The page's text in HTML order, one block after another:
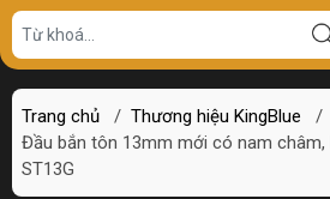
Trang chủ / Thương hiệu KingBlue
/
Đầu bắn tôn 13mm mới có nam châm,
ST13G
Giá bán